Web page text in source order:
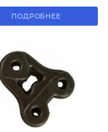
ПОДРОБНЕЕ